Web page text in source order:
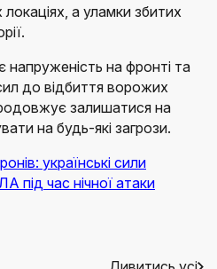
локаціях, а уламки збитих
напруженість на фронті та
до відбиття ворожих
залишатися на
на будь-які загрози.
українські сили
під час нічної атаки